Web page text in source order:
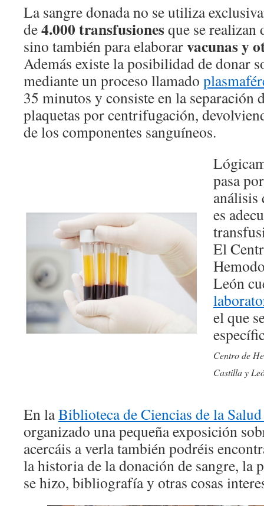
La sangre donada no se utiliza
de4.000 transfusionesque se realizan
sino también para elaborarvacunas y
Además existe la posibilidad de donar
mediante un proceso llamado
35 minutos y consiste en la separación
plaquetas por centrifugación,
de los componentes sanguíneos.
pasa
análisis
es
El
León
el que
Centro de
Castilla y
En laBiblioteca de Ciencias de la
organizado una pequeña exposición
acercáis a verla también podréis
la historia de la donación de sangre, la
se hizo, bibliografía y otras cosas